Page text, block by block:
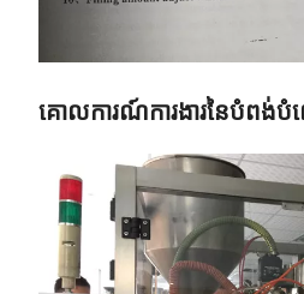
គោលការណ៍ការងារនៃបំពង់បំ